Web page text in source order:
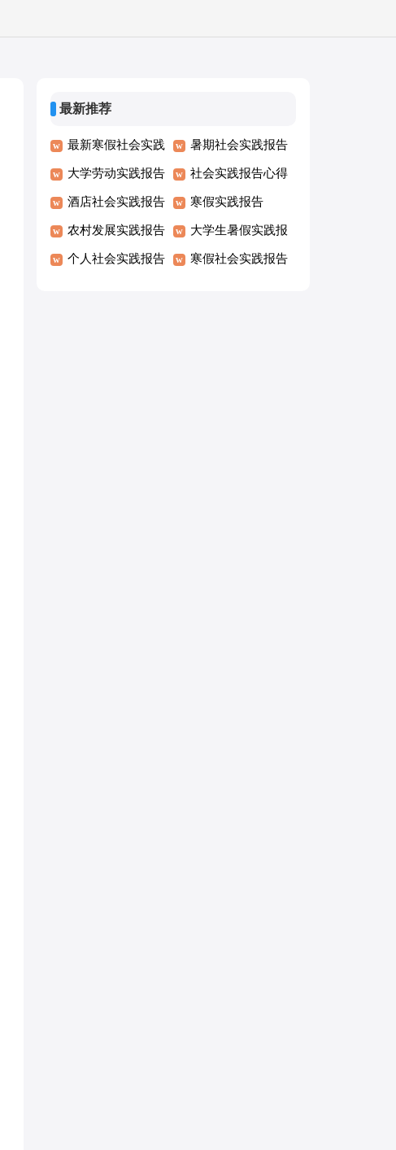
最新推荐
最新寒假社会实践
报告
暑期社会实践报告
大学劳动实践报告 社会实践报告心得
体会
酒店社会实践报告 寒假实践报告
农村发展实践报告 大学生暑假实践报
告
个人社会实践报告 寒假社会实践报告